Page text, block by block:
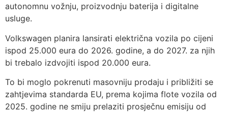
autonomnu vožnju, proizvodnju baterija i digitalne
usluge.
Volkswagen planira lansirati električna vozila po cijeni
ispod 25.000 eura do 2026. godine, a do 2027. za njih
bi trebalo izdvojiti ispod 20.000 eura.
To bi moglo pokrenuti masovniju prodaju i približiti se
zahtjevima standarda EU, prema kojima flote vozila od
2025. godine ne smiju prelaziti prosječnu emisiju od